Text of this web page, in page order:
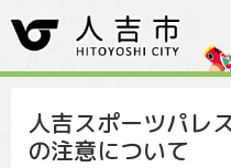
人吉スポーツパレ
の注意について